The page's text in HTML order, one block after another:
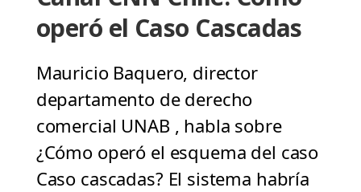
operó el Caso Cascadas
Mauricio Baquero, director
departamento de derecho
comercial UNAB , habla sobre
¿Cómo operó el esquema del caso
Caso cascadas? El sistema habría